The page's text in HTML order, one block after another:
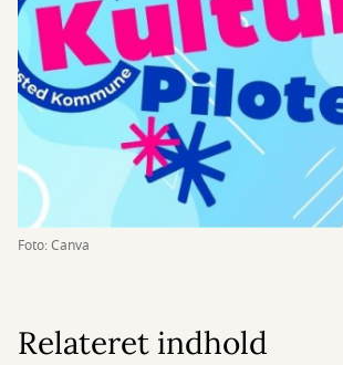
Foto: Canva
Relateret indhold